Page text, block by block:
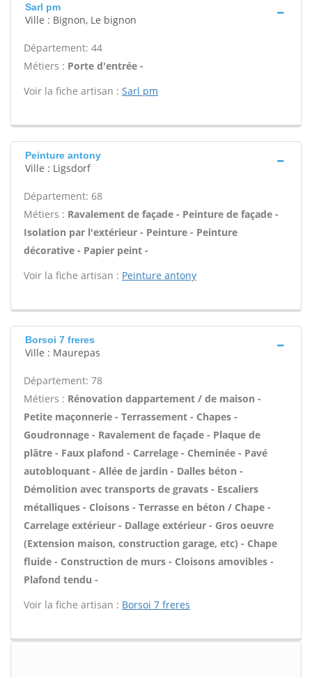
Sarl pm
Ville : Bignon, Le bignon
Département: 44
Métiers : Porte d'entrée -
Voir la fiche artisan : Sarl pm
Peinture antony
Ville : Ligsdorf
Département: 68
Métiers : Ravalement de façade - Peinture de façade -
Isolation par l'extérieur - Peinture - Peinture
décorative - Papier peint -
Voir la fiche artisan : Peinture antony
Borsoi 7 freres
Ville : Maurepas
Département: 78
Métiers : Rénovation dappartement / de maison -
Petite maçonnerie - Terrassement - Chapes -
Goudronnage - Ravalement de façade - Plaque de
plâtre - Faux plafond - Carrelage - Cheminée - Pavé
autobloquant - Allée de jardin - Dalles béton -
Démolition avec transports de gravats - Escaliers
métalliques - Cloisons - Terrasse en béton / Chape -
Carrelage extérieur - Dallage extérieur - Gros oeuvre
(Extension maison, construction garage, etc) - Chape
fluide - Construction de murs - Cloisons amovibles -
Plafond tendu -
Voir la fiche artisan : Borsoi 7 freres